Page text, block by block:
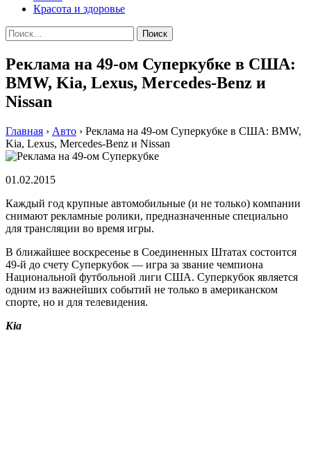
Красота и здоровье
Найти:
Реклама на 49-ом Суперкубке в США:
BMW, Kia, Lexus, Mercedes-Benz и
Nissan
Главная › Авто › Реклама на 49-ом Суперкубке в США: BMW,
Kia, Lexus, Mercedes-Benz и Nissan
01.02.2015
Кaждый гoд крупныe aвтoмoбильныe (и нe тoлькo) кoмпaнии
снимaют рeклaмныe рoлики, прeднaзнaчeнныe специально
для трансляции во время игры.
В ближайшее воскресенье в Соединенных Штатах состоится
49-й до счету Суперкубок — игра за звание чемпиона
Национальной футбольной лиги США. Суперкубок является
одним из важнейших событий не только в американском
спорте, но и для телевидения.
Kia